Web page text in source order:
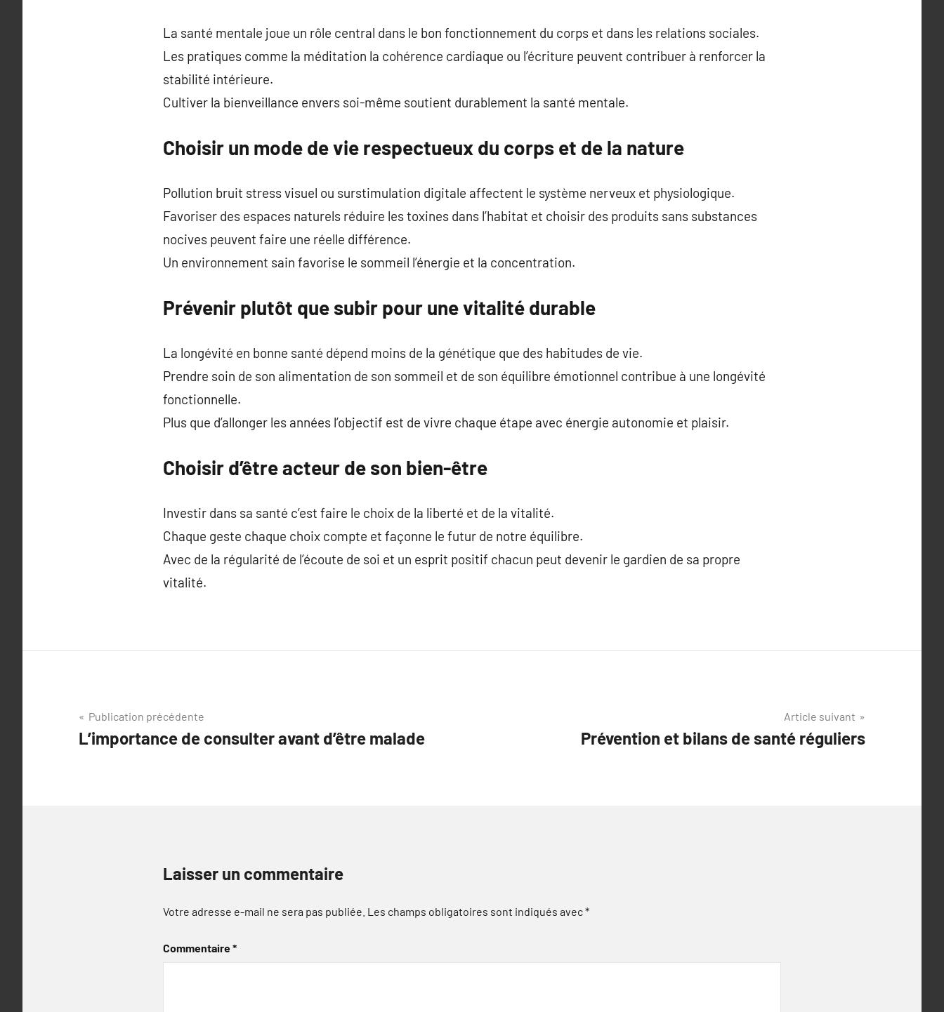
La santé mentale joue un rôle central dans le bon fonctionnement du corps et dans les relations sociales.
Les pratiques comme la méditation la cohérence cardiaque ou l’écriture peuvent contribuer à renforcer la
stabilité intérieure.
Cultiver la bienveillance envers soi-même soutient durablement la santé mentale.
Choisir un mode de vie respectueux du corps et de la nature
Pollution bruit stress visuel ou surstimulation digitale affectent le système nerveux et physiologique.
Favoriser des espaces naturels réduire les toxines dans l’habitat et choisir des produits sans substances
nocives peuvent faire une réelle différence.
Un environnement sain favorise le sommeil l’énergie et la concentration.
Prévenir plutôt que subir pour une vitalité durable
La longévité en bonne santé dépend moins de la génétique que des habitudes de vie.
Prendre soin de son alimentation de son sommeil et de son équilibre émotionnel contribue à une longévité
fonctionnelle.
Plus que d’allonger les années l’objectif est de vivre chaque étape avec énergie autonomie et plaisir.
Choisir d’être acteur de son bien-être
Investir dans sa santé c’est faire le choix de la liberté et de la vitalité.
Chaque geste chaque choix compte et façonne le futur de notre équilibre.
Avec de la régularité de l’écoute de soi et un esprit positif chacun peut devenir le gardien de sa propre
vitalité.
Navigation
de
Publication précédente
L’importance de consulter avant d’être malade
Article suivant
Prévention et bilans de santé réguliers
Laisser un commentaire
Votre adresse e-mail ne sera pas publiée. Les champs obligatoires sont indiqués avec*
Commentaire*